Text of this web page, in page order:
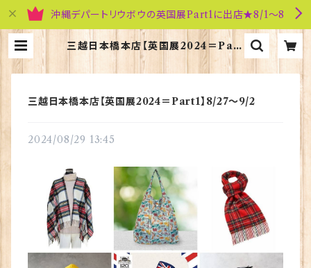
沖縄デパートリウボウの英国展Part1に出店★8/1～8
三越日本橋本店【英国展2024＝Part
1】8/27～9/2 | 英国雑貨専門店ブリ
ティッシュ・ライフ
三越日本橋本店【英国展2024＝Part1】8/27～9/2
2024/08/29 13:45